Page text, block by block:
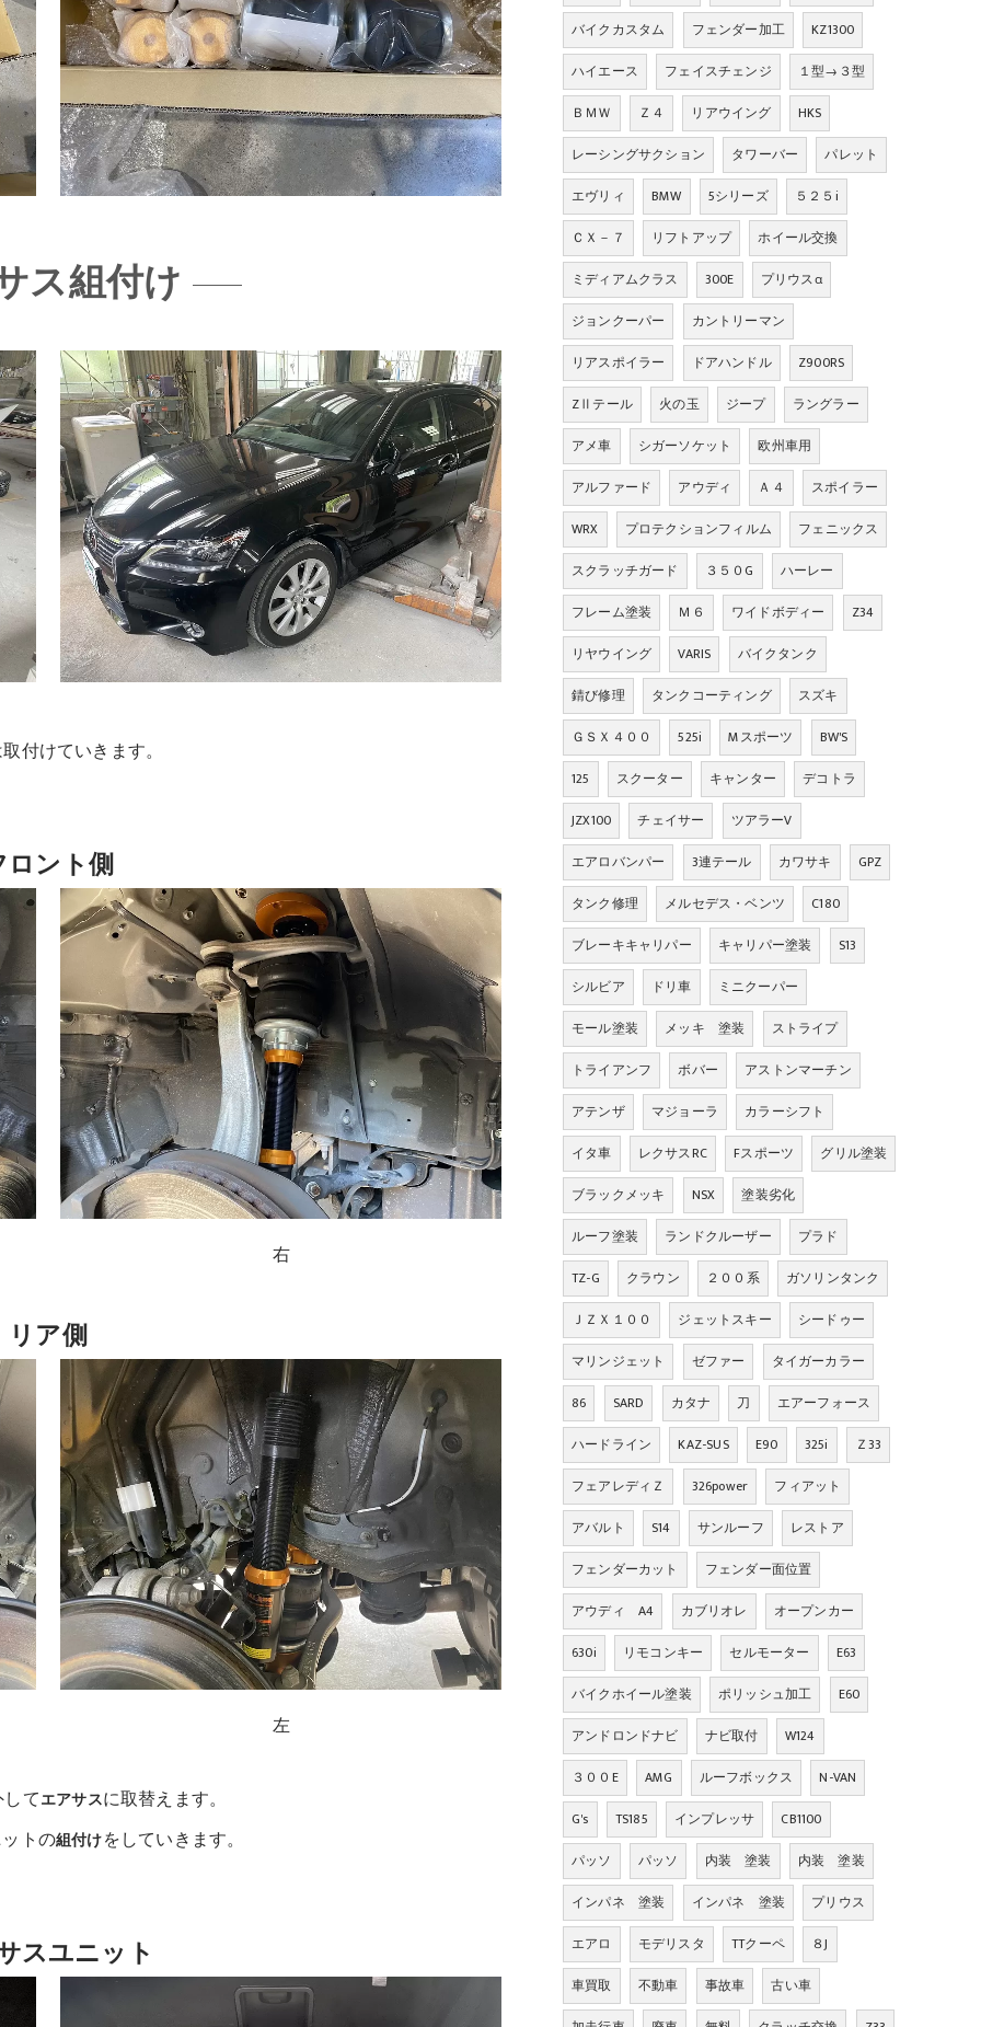
ス組付け
付けていきます。
ロント側
右
リア側
左
てエアサスに取替えます。
トの組付けをしていきます。
スユニット
バイクカスタム
フェンダー加工
KZ1300
ハイエース
フェイスチェンジ
１型→３型
ＢＭＷ
Ｚ４ リアウイング
HKS
レーシングサクション
タワーバー
パレット
エヴリィ
BMW 5シリーズ
５２５i
ＣＸ－７
リフトアップ
ホイール交換
ミディアムクラス
300E
プリウスα
ジョンクーパー
カントリーマン
リアスポイラー
ドアハンドル
Z900RS
ZⅡテール
火の玉 ジープ
ラングラー
アメ車
シガーソケット
欧州車用
アルファード
アウディ Ａ４
スポイラー
WRX
プロテクションフィルム
フェニックス
スクラッチガード
３５０G
ハーレー
フレーム塗装
Ｍ６ ワイドボディー
Z34
リヤウイング
VARIS
バイクタンク
錆び修理
タンクコーティング
スズキ
ＧＳＸ４００
525i Mスポーツ
BW'S
125
スクーター キャンター
デコトラ
JZX100
チェイサー
ツアラーV
エアロバンパー
3連テール カワサキ
GPZ
タンク修理
メルセデス・ベンツ
C180
ブレーキキャリパー
キャリパー塗装
S13
シルビア
ドリ車
ミニクーパー
モール塗装
メッキ 塗装
ストライプ
トライアンフ
ボバー
アストンマーチン
アテンザ
マジョーラ
カラーシフト
イタ車
レクサスRC Fスポーツ
グリル塗装
ブラックメッキ
NSX
塗装劣化
ルーフ塗装
ランドクルーザー
プラド
TZ-G
クラウン ２００系
ガソリンタンク
ＪＺＸ１００
ジェットスキー
シードゥー
マリンジェット
ゼファー
タイガーカラー
86
SARD カタナ 刀
エアーフォース
ハードライン
KAZ-SUS E90 325i
Ｚ33
フェアレディＺ
326power
フィアット
アバルト
S14 サンルーフ
レストア
フェンダーカット
フェンダー面位置
アウディ A4
カブリオレ
オープンカー
630i
リモコンキー セルモーター
E63
バイクホイール塗装
ポリッシュ加工
E60
アンドロンドナビ
ナビ取付
W124
３００E
AMG ルーフボックス
N-VAN
G's
TS185 インプレッサ
CB1100
パッソ
パッソ 内装 塗装
内装 塗装
インパネ 塗装
インパネ 塗装
プリウス
エアロ
モデリスタ TTクーペ
８J
車買取
不動車 事故車
古い車